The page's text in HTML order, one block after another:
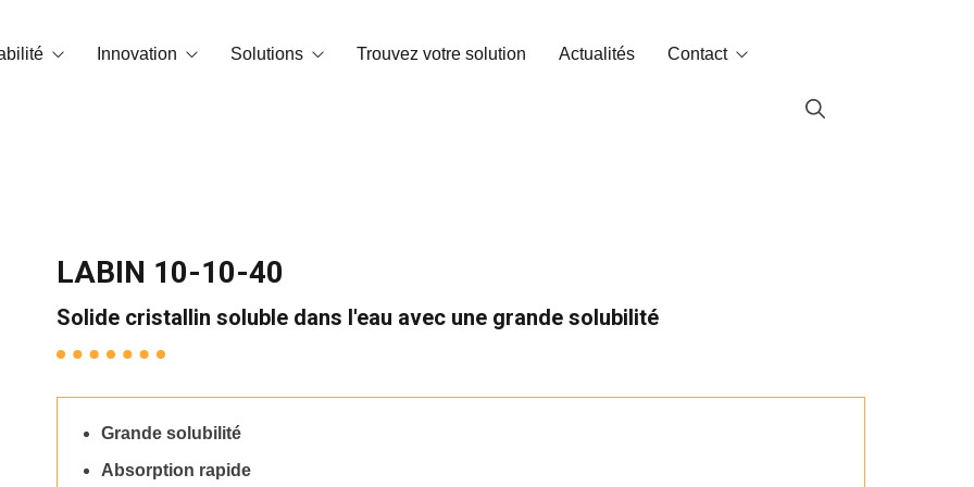
Innovation
Smart Tech
Solutions
NPK soluble dans l’eau
Conditionneurs de sol
NPK foliaires
Trouvez votre solution Actualités Contact
LABIN 10-10-40
Solide cristallin soluble dans l'eau avec une grande solubilité
Grande solubilité
Absorption rapide